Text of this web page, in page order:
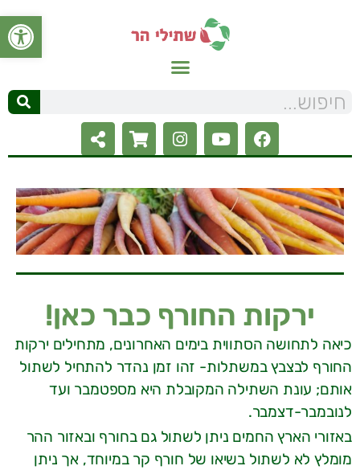
פתח
ירקות החורף כבר כאן!
כיאה לתחושה הסתווית בימים האחרונים, מתחילים ירקות
החורף לבצבץ במשתלות- זהו זמן נהדר להתחיל לשתול
אותם; עונת השתילה המקובלת היא מספטמבר ועד
לנובמבר-דצמבר.
באזורי הארץ החמים ניתן לשתול גם בחורף ובאזור ההר
מומלץ לא לשתול בשיאו של חורף קר במיוחד, אך ניתן